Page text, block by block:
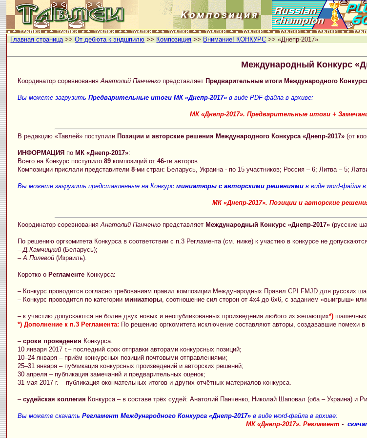
Главная страница>>От дебюта к эндшпилю >> Композиция >> Внимание! КОНКУРС >> «Днепр-2017»
Международный Конкурс
Координатор соревнованияАнатолий Панченко представляет Предварительные итоги Международного
Вы можете загрузитьПредварительные итоги МК «Днепр-2017» в виде PDF-файла в архиве:
МК «Днепр-2017». Предварительные итоги +
В редакцию «Тавлей» поступили Позиции и авторские решения Международного Конкурса «Днепр-2017» (от
ИНФОРМАЦИЯ по МК «Днепр-2017»:
Всего на Конкурс поступило89 композиций от46-ти авторов.
Композиции прислали представители8-ми стран: Беларусь, Украина - по 15 участников; Россия – 6; Литва – 5;
Вы можете загрузить представленные на Конкурсминиатюры с авторскими решениями в виде word-файла в
МК «Днепр-2017». Позиции и авторские
Координатор соревнованияАнатолий Панченко представляет Международный Конкурс «Днепр-2017» (русские
По решению оргкомитета Конкурса в соответствии с п.3 Регламента (см. ниже) к участию в конкурсе не
–Д.Камчицкий (Беларусь);
–А.Полевой (Израиль).
Коротко о Регламенте Конкурса:
– Конкурс проводится согласно требованиям правил композиции Международных Правил CPI FMJD для русских
– Конкурс проводится по категорииминиатюры, соотношение сил сторон от 4х4 до 6х6, c заданием «выигрыш»
– к участию допускаются не более двух новых и неопубликованных произведения любого из желающих*) шашечных
*) Дополнение к п.3 Регламента: По решению оргкомитета исключение составляют авторы, создававшие помехи
–сроки проведения Конкурса:
10 января 2017 г.– последний срок отправки авторами конкурсных позиций;
10–24 января – приём конкурсных позиций почтовыми отправлениями;
25–31 января – публикация конкурсных произведений и авторских решений;
30 апреля – публикация замечаний и предварительных оценок;
31 мая 2017 г. – публикация окончательных итогов и других отчётных материалов конкурса.
–судейская коллегия Конкурса – в составе трёх судей: Анатолий Панченко, Николай Шаповал (оба – Украина) и
Вы можете скачатьРегламент Международного Конкурса «Днепр-2017» в виде word-файла в архиве:
МК «Днепр-2017». Регламент -